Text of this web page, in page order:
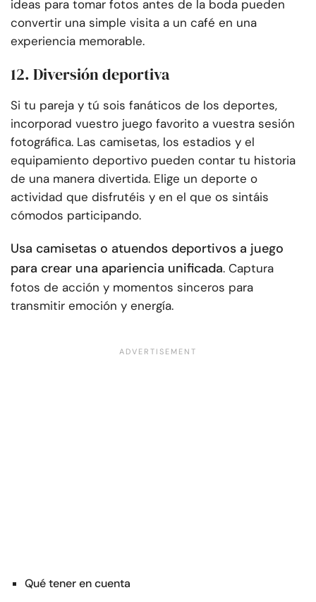
ideas para tomar fotos antes de la boda pueden
convertir una simple visita a un café en una
experiencia memorable.
12. Diversión deportiva
Si tu pareja y tú sois fanáticos de los deportes,
incorporad vuestro juego favorito a vuestra sesión
fotográfica. Las camisetas, los estadios y el
equipamiento deportivo pueden contar tu historia
de una manera divertida. Elige un deporte o
actividad que disfrutéis y en el que os sintáis
cómodos participando.
Usa camisetas o atuendos deportivos a juego
para crear una apariencia unificada. Captura
fotos de acción y momentos sinceros para
transmitir emoción y energía.
Qué tener en cuenta